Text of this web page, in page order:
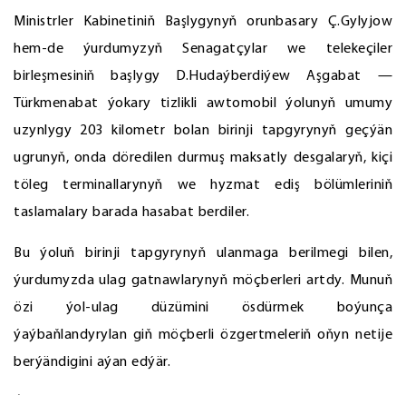
Ministrler Kabinetiniň Başlygynyň orunbasary Ç.Gylyjow
hem-de ýurdumyzyň Senagatçylar we telekeçiler
birleşmesiniň başlygy D.Hudaýberdiýew Aşgabat —
Türkmenabat ýokary tizlikli awtomobil ýolunyň umumy
uzynlygy 203 kilometr bolan birinji tapgyrynyň geçýän
ugrunyň, onda döredilen durmuş maksatly desgalaryň, kiçi
töleg terminallarynyň we hyzmat ediş bölümleriniň
taslamalary barada hasabat berdiler.
Bu ýoluň birinji tapgyrynyň ulanmaga berilmegi bilen,
ýurdumyzda ulag gatnawlarynyň möçberleri artdy. Munuň
özi ýol-ulag düzümini ösdürmek boýunça
ýaýbaňlandyrylan giň möçberli özgertmeleriň oňyn netije
berýändigini aýan edýär.